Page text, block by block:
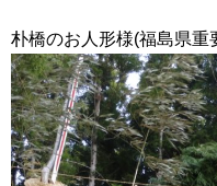
朴橋のお人形様(福島県重